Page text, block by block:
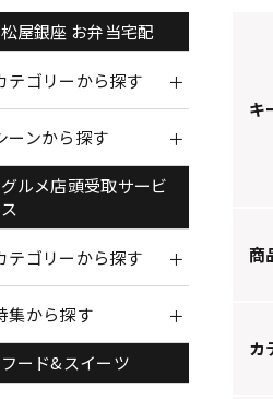
松屋銀座 お弁当宅配
テゴリーから探す
ーンから探す
グルメ店頭受取サービ
ス
テゴリーから探す
集から探す
フード&スイーツ
キ
商
カ